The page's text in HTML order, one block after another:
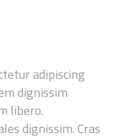
adipiscing
dignissim
libero.
dignissim. Cras